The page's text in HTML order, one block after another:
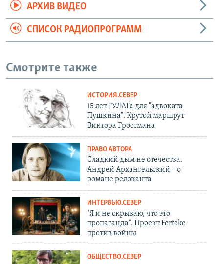
АРХИВ ВИДЕО
СПИСОК РАДИОПРОГРАММ
Смотрите также
ИСТОРИЯ.СЕВЕР
15 лет ГУЛАГа для "адвоката
Пушкина". Крутой маршрут
Виктора Гроссмана
ПРАВО АВТОРА
Сладкий дым не отечества.
Андрей Архангельский – о
романе релоканта
ИНТЕРВЬЮ.СЕВЕР
"Я и не скрываю, что это
пропаганда". Проект Fertoke
против войны
ОБЩЕСТВО.СЕВЕР